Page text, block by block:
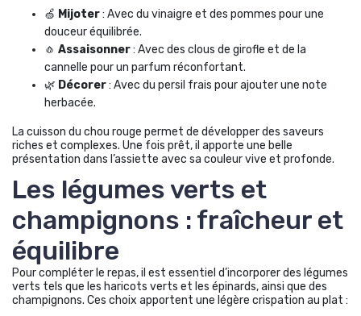
🍏 Mijoter: Avec du vinaigre et des pommes pour une
douceur équilibrée.
🧄 Assaisonner: Avec des clous de girofle et de la
cannelle pour un parfum réconfortant.
🌿 Décorer: Avec du persil frais pour ajouter une note
herbacée.
La cuisson du chou rouge permet de développer des saveurs
riches et complexes. Une fois prêt, il apporte une belle
présentation dans l’assiette avec sa couleur vive et profonde.
Les légumes verts et
champignons : fraîcheur et
équilibre
Pour compléter le repas, il est essentiel d’incorporer des légumes
verts tels que les haricots verts et les épinards, ainsi que des
champignons. Ces choix apportent une légère crispation au plat :